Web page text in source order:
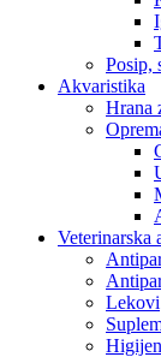
Posip,
Akvaristika
Hrana
Veterinarska
Lekovi